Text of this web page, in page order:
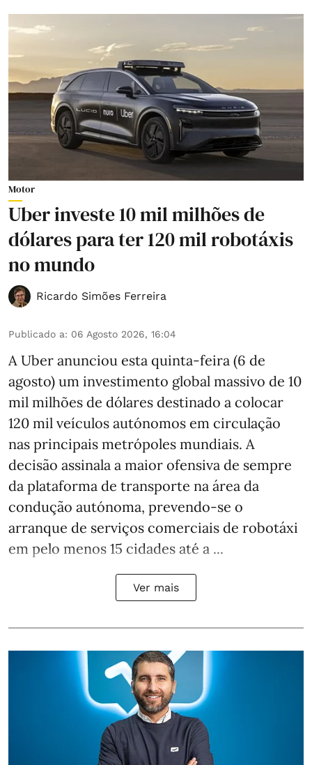
Motor
Uber investe 10 mil milhões de
dólares para ter 120 mil robotáxis
no mundo
Ricardo Simões Ferreira
Publicado a: 06 Agosto 2026, 16:04
A Uber anunciou esta quinta-feira (6 de
agosto) um investimento global massivo de 10
mil milhões de dólares destinado a colocar
120 mil veículos autónomos em circulação
nas principais metrópoles mundiais. A
decisão assinala a maior ofensiva de sempre
da plataforma de transporte na área da
condução autónoma, prevendo-se o
arranque de serviços comerciais de robotáxi
em pelo menos 15 cidades até a ...
Ver mais